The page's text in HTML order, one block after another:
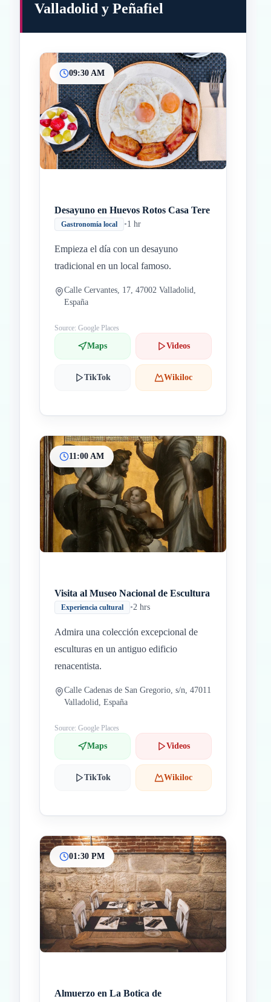
InicioParadas intermedias
Final
Valladolid y Peñafiel
09:30 AM
Desayuno en Huevos Rotos Casa Tere
Gastronomía local •1 hr
Empieza el día con un desayuno
tradicional en un local famoso.
Calle Cervantes, 17, 47002 Valladolid,
España
Source: Google Places
Maps Videos
TikTok Wikiloc
11:00 AM
Visita al Museo Nacional de Escultura
Experiencia cultural •2 hrs
Admira una colección excepcional de
esculturas en un antiguo edificio
renacentista.
Calle Cadenas de San Gregorio, s/n, 47011
Valladolid, España
Source: Google Places
Maps Videos
TikTok Wikiloc
01:30 PM
Almuerzo en La Botica de